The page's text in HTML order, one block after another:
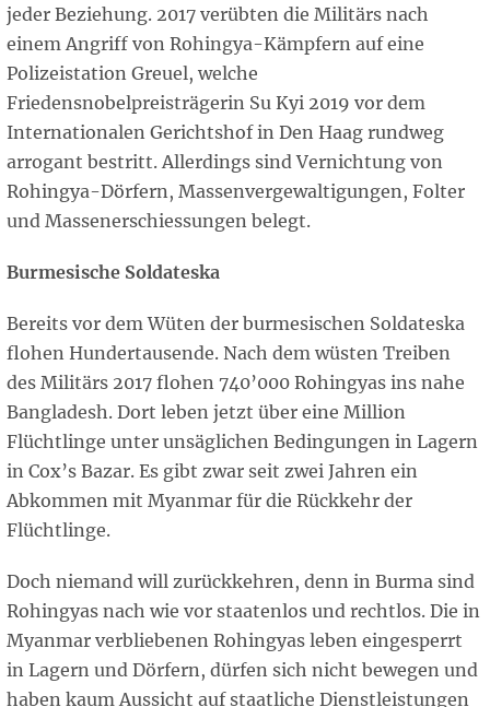
jeder Beziehung. 2017 verübten die Militärs nach
einem Angriff von Rohingya-Kämpfern auf eine
Polizeistation Greuel, welche
Friedensnobelpreisträgerin Su Kyi 2019 vor dem
Internationalen Gerichtshof in Den Haag rundweg
arrogant bestritt. Allerdings sind Vernichtung von
Rohingya-Dörfern, Massenvergewaltigungen, Folter
und Massenerschiessungen belegt.
Burmesische Soldateska
Bereits vor dem Wüten der burmesischen Soldateska
flohen Hundertausende. Nach dem wüsten Treiben
des Militärs 2017 flohen 740’000 Rohingyas ins nahe
Bangladesh. Dort leben jetzt über eine Million
Flüchtlinge unter unsäglichen Bedingungen in Lagern
in Cox’s Bazar. Es gibt zwar seit zwei Jahren ein
Abkommen mit Myanmar für die Rückkehr der
Flüchtlinge.
Doch niemand will zurückkehren, denn in Burma sind
Rohingyas nach wie vor staatenlos und rechtlos. Die in
Myanmar verbliebenen Rohingyas leben eingesperrt
in Lagern und Dörfern, dürfen sich nicht bewegen und
haben kaum Aussicht auf staatliche Dienstleistungen